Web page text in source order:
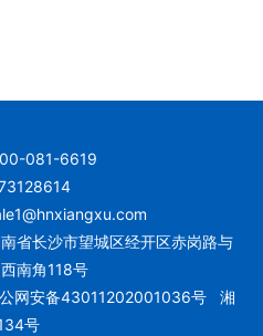
081-6619
省长沙市望城区经开区赤岗路与
南角118号
网安备43011202001036号
湘
号